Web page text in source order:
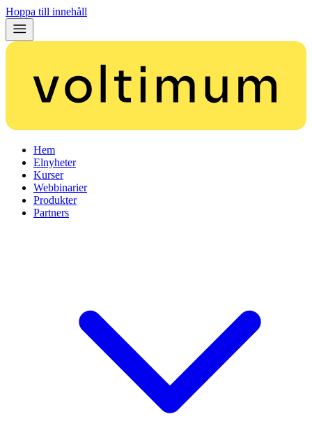
Hoppa till innehåll
Hem
Elnyheter
Kurser
Webbinarier
Produkter
Partners